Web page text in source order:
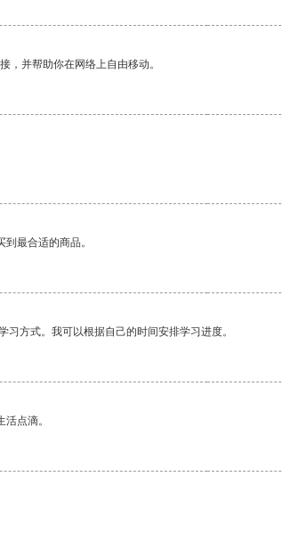
，并帮助你在网络上自由移动。
最合适的商品。
方式。我可以根据自己的时间安排学习进度。
点滴。